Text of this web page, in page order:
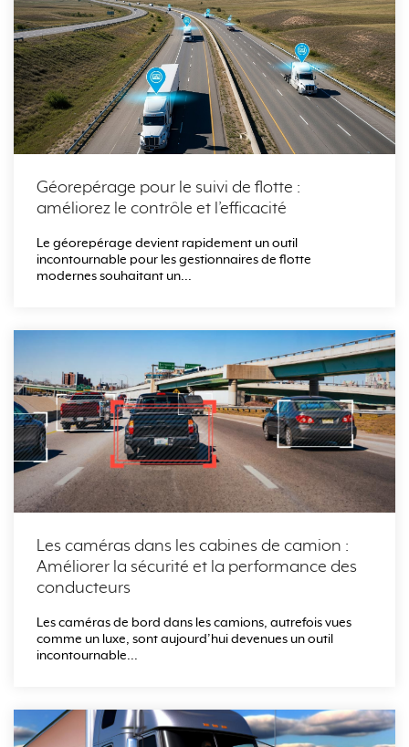
Géorepérage pour le suivi de flotte :
améliorez le contrôle et l’efficacité
Le géorepérage devient rapidement un outil
incontournable pour les gestionnaires de flotte
modernes souhaitant un...
Les caméras dans les cabines de camion :
Améliorer la sécurité et la performance des
conducteurs
Les caméras de bord dans les camions, autrefois vues
comme un luxe, sont aujourd’hui devenues un outil
incontournable...